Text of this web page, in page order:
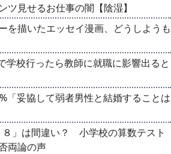
ツ見せるお仕事の闇【陰湿】
を描いたエッセイ漫画、どうしようも
学校行ったら教師に就職に影響出ると
「妥協して弱者男性と結婚することは
８」は間違い？ 小学校の算数テスト
両論の声